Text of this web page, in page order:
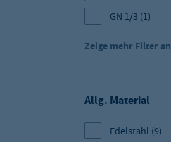
GN 1/3 (1)
Zeige mehr Filter an
Allg. Material
Edelstahl (9)